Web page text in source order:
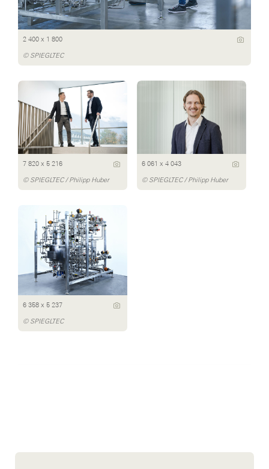
2 400 x 1 800
© SPIEGLTEC
7 820 x 5 216
© SPIEGLTEC / Philipp Huber
6 061 x 4 043
© SPIEGLTEC / Philipp Huber
6 358 x 5 237
© SPIEGLTEC